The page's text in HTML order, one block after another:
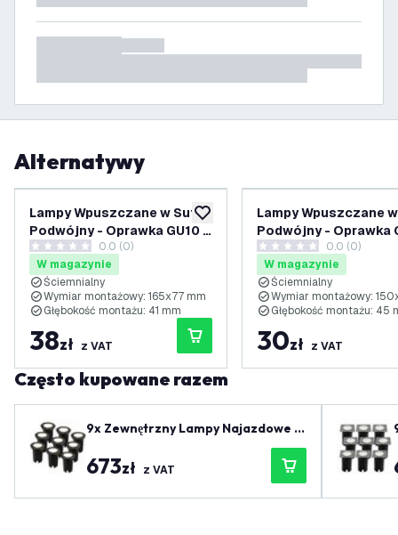
Alternatywy
dodaj do listy życzeń
Lampy Wpuszczane w Sufit
Podwójny - Oprawka GU10 –
215 mm – Biały
0 Gwiazdki oceny
0.0 (0)
W magazynie
Ściemnialny
Wymiar montażowy: 165x77 mm
Głębokość montażu: 41 mm
38zł z VAT
Lampy Wpuszczane
Podwójny - Oprawka
162 mm – Czarny
0 Gwiazdki oceny
0.0 (0)
W magazynie
Ściemnialny
Wymiar montażowy:
Głębokość montażu: 45
30zł z VAT
Często kupowane razem
9x Zewnętrzny Lampy Najazdowe L
ED - Kwadratowy - Czarny - IP67 -
3W - 4000K - Kabel zasilający 1 met
673zł z VAT